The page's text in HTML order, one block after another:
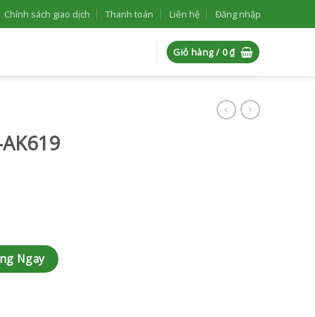
Chính sách giao dịch Thanh toán Liên hệ Đăng nhập
Giỏ hàng / 0₫
Ngay